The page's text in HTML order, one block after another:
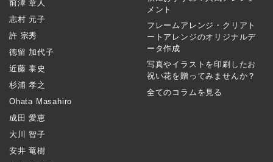
前澤 章人
志村 元子
許 宗秀
徳留 加代子
近藤 泰史
杉浦 孝之
Ohata Masahiro
成田 愛恵
大川 智子
安井 竜樹
メント
フレームアレンジ・クリアト
ートアレンジのオリジナルデ
ータ作成
写真やイラストを印刷したお
祝い花を贈ってみませんか？
全てのコラムを見る